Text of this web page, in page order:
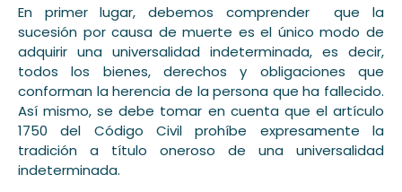
En primer lugar, debemos comprender que la
sucesión por causa de muerte es el único modo de
adquirir una universalidad indeterminada, es decir,
todos los bienes, derechos y obligaciones que
conforman la herencia de la persona que ha fallecido.
Así mismo, se debe tomar en cuenta que el artículo
1750 del Código Civil prohíbe expresamente la
tradición a título oneroso de una universalidad
indeterminada.